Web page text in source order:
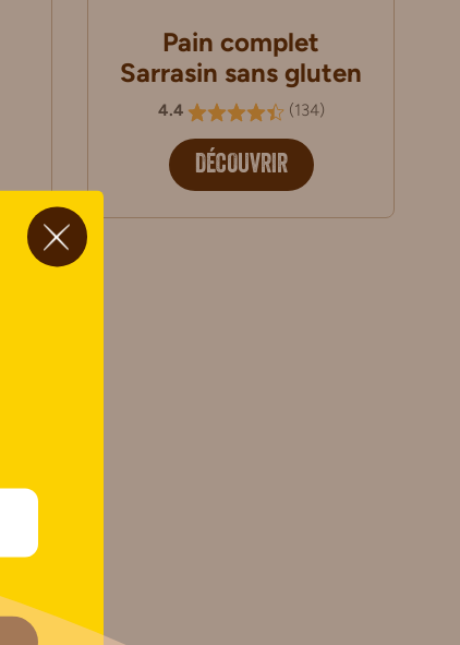
Pain complet
Sarrasin sans gluten
4.4 (134)
DÉCOUVRIR